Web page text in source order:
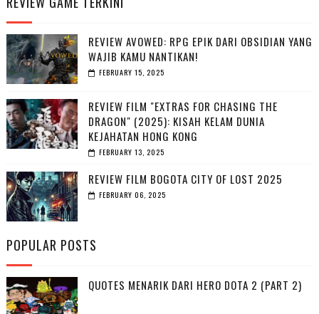
REVIEW AVOWED: RPG EPIK DARI OBSIDIAN YANG
WAJIB KAMU NANTIKAN!
FEBRUARY 15, 2025
REVIEW FILM "EXTRAS FOR CHASING THE
DRAGON" (2025): KISAH KELAM DUNIA
KEJAHATAN HONG KONG
FEBRUARY 13, 2025
REVIEW FILM BOGOTA CITY OF LOST 2025
FEBRUARY 06, 2025
POPULAR POSTS
QUOTES MENARIK DARI HERO DOTA 2 (PART 2)